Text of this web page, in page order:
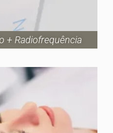
+ Radiofrequência